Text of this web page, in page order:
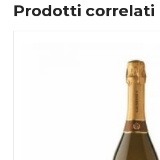
Prodotti correlati